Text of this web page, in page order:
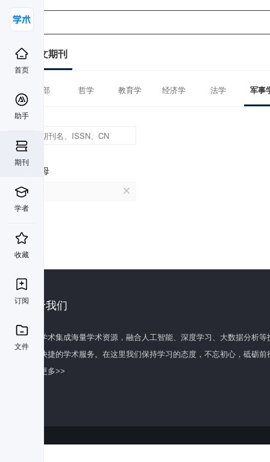
首页
助手
期刊
学者
收藏
订阅
文件
中文期刊
全部 哲学 教育学 经济学 法学 军事
首字母
N
关于我们
百度学术集成海量学术资源，融合人工智能、深度学习、大数据分析
全面快捷的学术服务。在这里我们保持学习的态度，不忘初心，砥砺前
了解更多>>